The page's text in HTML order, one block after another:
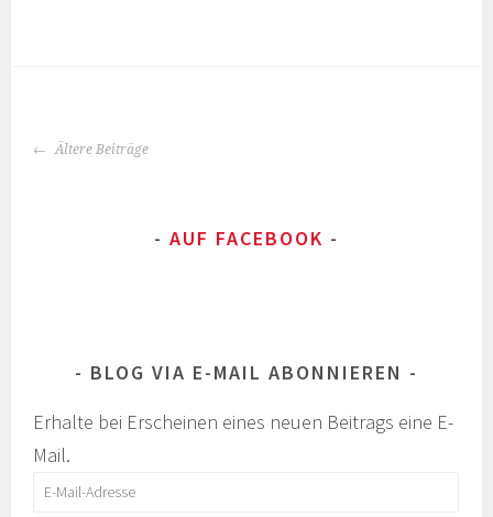
BEITRAGS-
NAVIGATION
Ältere Beiträge
AUF FACEBOOK
BLOG VIA E-MAIL ABONNIEREN
Erhalte bei Erscheinen eines neuen Beitrags eine E-
Mail.
E-